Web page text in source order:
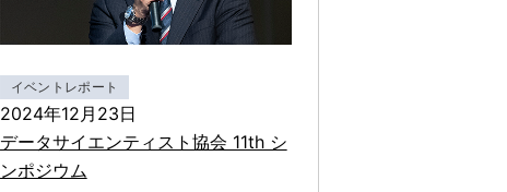
イベントレポート
2024年12月23日
データサイエンティスト協会 11th シ
ンポジウム